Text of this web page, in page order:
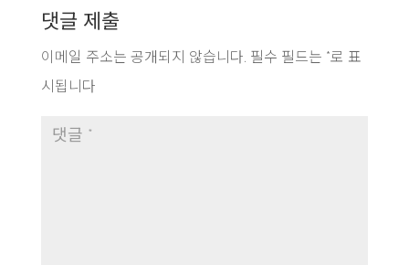
댓글 제출
이메일 주소는 공개되지 않습니다. 필수 필드는 *로 표
시됩니다